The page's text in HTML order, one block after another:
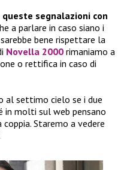
queste segnalazioni con
a parlare in caso siano i
bene rispettare la
Novella 2000 rimaniamo a
o rettifica in caso di
al settimo cielo se i due
in molti sul web pensano
Staremo a vedere